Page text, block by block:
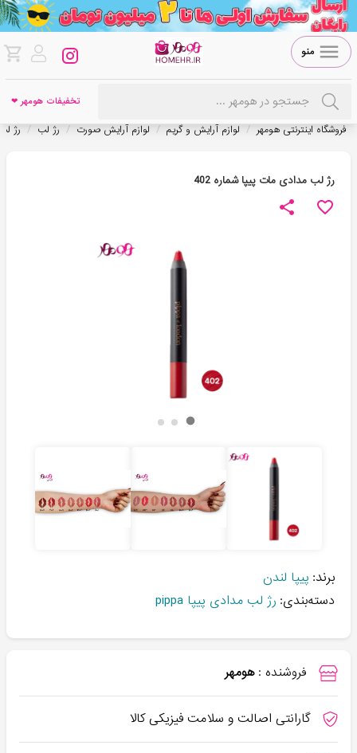
منو
تخفیفات هومهر ❤
فروشگاه اینترنتی هومهر / لوازم آرایش و گریم / لوازم آرایش صورت / رژ لب / رژ
رژ لب مدادی مات پیپا شماره 402
برند: پیپا لندن
دسته‌بندی: رژ لب مدادی پیپا pippa
فروشنده : هومهر
گارانتی اصالت و سلامت فیزیکی کالا